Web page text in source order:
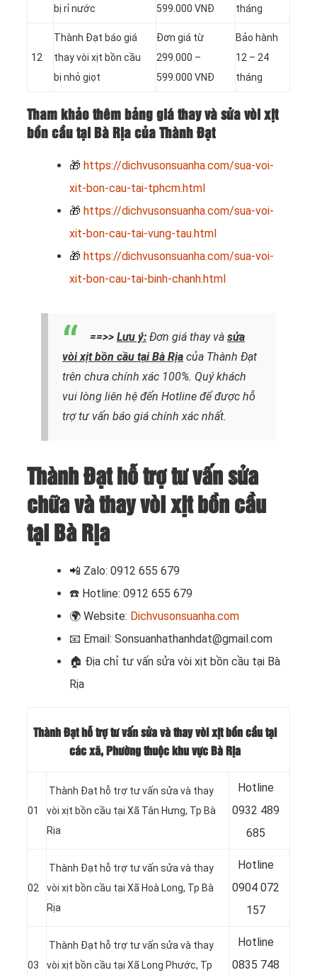
bị rỉ nước
599.000 VNĐ
tháng
12
Thành Đạt báo giá
thay vòi xịt bồn cầu
bị nhỏ giọt
Đơn giá từ
299.000 –
599.000 VNĐ
Bảo hành
12 – 24
tháng
Tham khảo thêm bảng giá thay và sửa vòi xịt
bồn cầu tại Bà Rịa của Thành Đạt
🎁 https://dichvusonsuanha.com/sua-voi-
xit-bon-cau-tai-tphcm.html
🎁 https://dichvusonsuanha.com/sua-voi-
xit-bon-cau-tai-vung-tau.html
🎁 https://dichvusonsuanha.com/sua-voi-
xit-bon-cau-tai-binh-chanh.html
==>> Lưu ý: Đơn giá thay và sửa
vòi xịt bồn cầu tại Bà Rịa của Thành Đạt
trên chưa chính xác 100%. Quý khách
vui lòng liên hệ đến Hotline để được hỗ
trợ tư vấn báo giá chính xác nhất.
Thành Đạt hỗ trợ tư vấn sửa
chữa và thay vòi xịt bồn cầu
tại Bà Rịa
📲 Zalo: 0912 655 679
☎️ Hotline: 0912 655 679
🌍 Website: Dichvusonsuanha.com
📧 Email: Sonsuanhathanhdat@gmail.com
🏠 Địa chỉ tư vấn sửa vòi xịt bồn cầu tại Bà
Rịa
Thành Đạt hỗ trợ tư vấn sửa và thay vòi xịt bồn cầu tại
các xã, Phường thuộc khu vực Bà Rịa
01
Thành Đạt hỗ trợ tư vấn sửa và thay
vòi xịt bồn cầu tại Xã Tân Hưng, Tp Bà
Rịa
Hotline
0932 489
685
02
Thành Đạt hỗ trợ tư vấn sửa và thay
vòi xịt bồn cầu tại Xã Hoà Long, Tp Bà
Rịa
Hotline
0904 072
157
03
Thành Đạt hỗ trợ tư vấn sửa và thay
vòi xịt bồn cầu tại Xã Long Phước, Tp
Hotline
0835 748